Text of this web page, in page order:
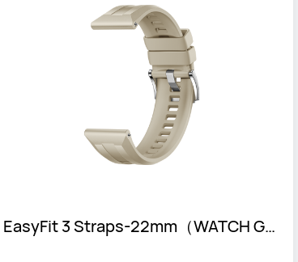
EasyFit 3 Straps-22mm（WATCH GT